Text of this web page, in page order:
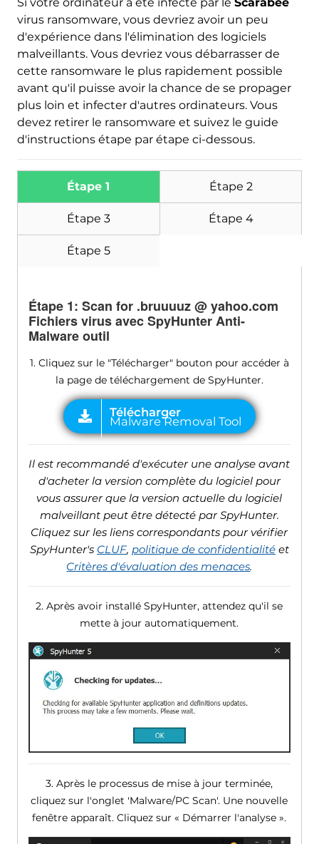
Si votre ordinateur a été infecté par le Scarabée
virus ransomware, vous devriez avoir un peu
d'expérience dans l'élimination des logiciels
malveillants. Vous devriez vous débarrasser de
cette ransomware le plus rapidement possible
avant qu'il puisse avoir la chance de se propager
plus loin et infecter d'autres ordinateurs. Vous
devez retirer le ransomware et suivez le guide
d'instructions étape par étape ci-dessous.
Étape 1 Étape 2
Étape 3 Étape 4
Étape 5
Étape 1: Scan for .bruuuuz @ yahoo.com
Fichiers virus avec SpyHunter Anti-
Malware outil
1. Cliquez sur le "Télécharger" bouton pour accéder à
la page de téléchargement de SpyHunter.
Il est recommandé d'exécuter une analyse avant
d'acheter la version complète du logiciel pour
vous assurer que la version actuelle du logiciel
malveillant peut être détecté par SpyHunter.
Cliquez sur les liens correspondants pour vérifier
SpyHunter's CLUF, politique de confidentialitéet
Critères d'évaluation des menaces.
2. Après avoir installé SpyHunter, attendez qu'il se
mette à jour automatiquement.
3. Après le processus de mise à jour terminée,
cliquez sur l'onglet 'Malware/PC Scan'. Une nouvelle
fenêtre apparaît. Cliquez sur « Démarrer l'analyse ».